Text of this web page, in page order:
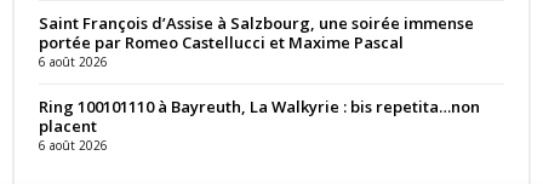
Saint François d’Assise à Salzbourg, une soirée immense
portée par Romeo Castellucci et Maxime Pascal
6 août 2026
Ring 100101110 à Bayreuth, La Walkyrie : bis repetita…non
placent
6 août 2026